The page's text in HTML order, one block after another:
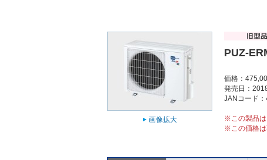
画像拡大
PUZ-
価格：
発売日：
JANコード
※この製品は
※この価格は